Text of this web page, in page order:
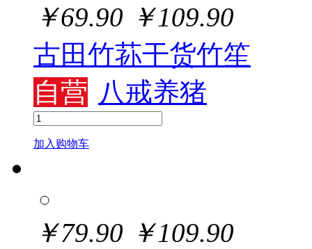
￥69.90 ￥109.90
古田竹荪干货竹笙
自营 八戒养猪
加入购物车
￥79.90 ￥109.90